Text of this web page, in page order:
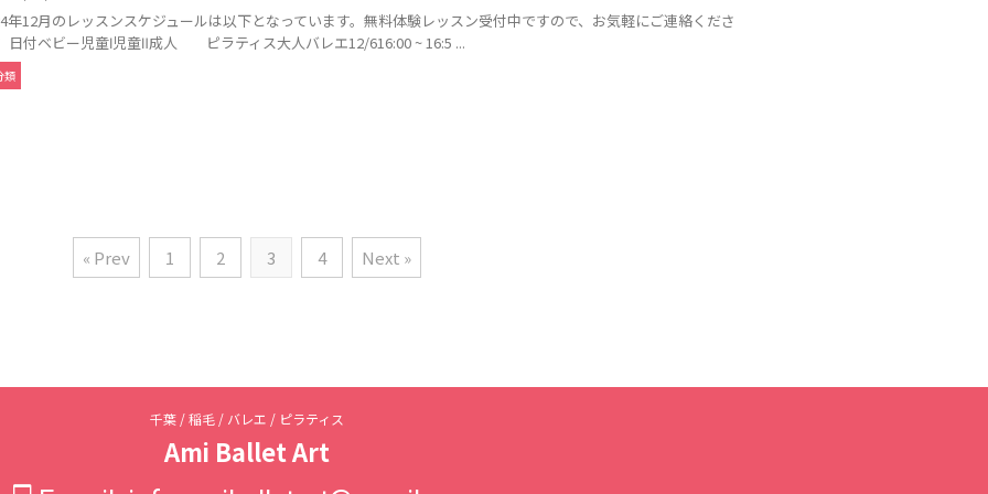
年12月のレッスンスケジュールは以下となっています。無料体験レッスン受付中ですので、お気軽にご連絡くださ
日付ベビー児童Ⅰ児童Ⅱ成人 ピラティス大人バレエ12/616:00 ~ 16:5 ...
類
« Prev 1 2 3 4 Next »
千葉 / 稲毛 / バレエ / ピラティス
Ami Ballet Art